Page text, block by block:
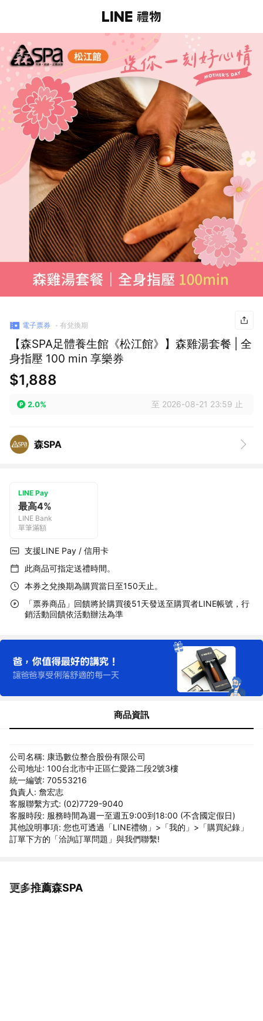
電子票券 有兌換期
【森SPA足體養生館《松江館》】森雞湯套餐 | 全
身指壓 100 min 享樂券
$1,888
2.0% 至 2026-08-21 23:59 止
森SPA
LINE Pay
最高4%
LINE Bank
單筆滿額
支援LINE Pay / 信用卡
此商品可指定送禮時間。
本券之兌換期為購買當日至150天止。
「票券商品」回饋將於購買後51天發送至購買者LINE帳號，行
銷活動回饋依活動辦法為準
商品資訊
公司名稱: 康迅數位整合股份有限公司
公司地址: 100台北市中正區仁愛路二段2號3樓
統一編號: 70553216
負責人: 詹宏志
客服聯繫方式: (02)7729-9040
客服時段: 服務時間為週一至週五9:00到18:00 (不含國定假日)
其他說明事項: 您也可透過「LINE禮物」>「我的」>「購買紀錄」
訂單下方的「洽詢訂單問題」與我們聯繫!
更多推薦森SPA
看更多